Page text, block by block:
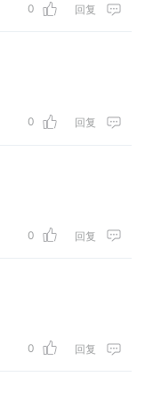
0 回复
0 回复
0 回复
0 回复